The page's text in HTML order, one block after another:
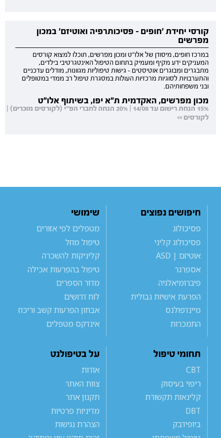
קורסי יחידת 'חופים - פסיכותרפיה ואוטיזם' במכון
מפרשים
במרכז חופים, מיסודן של אלו"ט ומכון מפרשים, תוכלו למצוא קורסים
המעניקים ידע מקיף ומעמיק בתחום הטיפול האינטגרטיבי בילדים,
מתבגרים ומבוגרים אוטיסטים - גישות טיפוליות מגוונות, מודלים עדכניים
והתערבויות לסוגיות מרכזיות העולות במסגרת טיפול רב ממדי במטופלים
ובני משפחותיהם.
מכון מפרשים, האקדמית ת"א יפו, בשיתוף אלו"ט
15% הנחת רישום עד 14/08 | 20% הנחה לחברי הפ"י (לקורסים מוכרים) |
לקורסים >>
חיפושים נפוצים
פסיכולוג
פסיכולוג קליני
אוטיזם | ASD
אספרגר
פיברומיאלגיה
הפרעת אישיות גבולית
מיינדפולנס
התמכרות
שימושי
מטפלים לפי אזורים
טיפול מוזל
קליניקות להשכרה
טיפול בהפרעות אכילה
מדור הספרים
לוח דרושים
אבחון הפרעות קשב וריכוז
אינדקס מטפלים
תחומי טיפול
CBT
ריפוי בעיסוק
קלינאות תקשורת
DBT
ביופידבק
על בטיפולנט
אודות
צוות האתר
תקנון אתר
מדיניות פרטיות
הצהרת נגישות